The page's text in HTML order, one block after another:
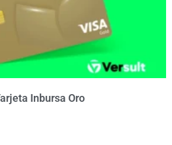
Inbursa Oro